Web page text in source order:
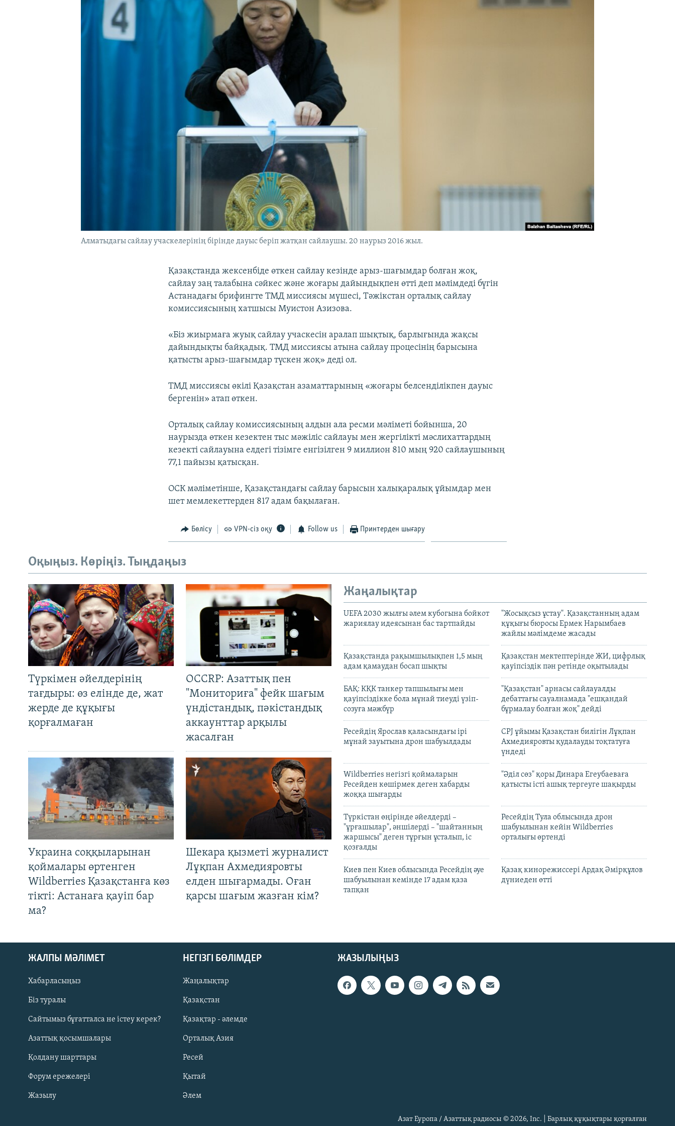
Русский
ЖАЗЫЛЫҢЫЗ
Алматыдағы сайлау учаскелерінің бірінде дауыс беріп жатқан сайлаушы. 20 наурыз 2016 жыл.
Қазақстанда жексенбіде өткен сайлау кезінде арыз-шағымдар болған жоқ,
сайлау заң талабына сәйкес және жоғары дайындықпен өтті деп мәлімдеді бүгін
Астанадағы брифингте ТМД миссиясы мүшесі, Тәжікстан орталық сайлау
комиссиясының хатшысы Муистон Азизова.
«Біз жиырмаға жуық сайлау учаскесін аралап шықтық, барлығында жақсы
дайындықты байқадық. ТМД миссиясы атына сайлау процесінің барысына
қатысты арыз-шағымдар түскен жоқ» деді ол.
ТМД миссиясы өкілі Қазақстан азаматтарының «жоғары белсенділікпен дауыс
бергенін» атап өткен.
Орталық сайлау комиссиясының алдын ала ресми мәліметі бойынша, 20
наурызда өткен кезектен тыс мәжіліс сайлауы мен жергілікті мәслихаттардың
кезекті сайлауына елдегі тізімге енгізілген 9 миллион 810 мың 920 сайлаушының
77,1 пайызы қатысқан.
ОСК мәліметінше, Қазақстандағы сайлау барысын халықаралық ұйымдар мен
шет мемлекеттерден 817 адам бақылаған.
Бөлісу VPN-сіз оқу Follow us Принтерден шығару
Оқыңыз. Көріңіз. Тыңдаңыз
Түркімен әйелдерінің
тағдыры: өз елінде де, жат
жерде де құқығы
қорғалмаған
OCCRP: Азаттық пен
"Мониториға" фейк шағым
үндістандық, пәкістандық
аккаунттар арқылы
жасалған
Украина соққыларынан
қоймалары өртенген
Wildberries Қазақстанға көз
тікті: Астанаға қауіп бар
ма?
Шекара қызметі журналист
Лұқпан Ахмедияровты
елден шығармады. Оған
қарсы шағым жазған кім?
Жаңалықтар
UEFA 2030 жылғы әлем кубогына бойкот
жариялау идеясынан бас тартпайды
"Жосықсыз ұстау". Қазақстанның адам
құқығы бюросы Ермек Нарымбаев
жайлы мәлімдеме жасады
Қазақстанда рақымшылықпен 1,5 мың
адам қамаудан босап шықты
Қазақстан мектептерінде ЖИ, цифрлық
қауіпсіздік пән ретінде оқытылады
БАҚ: КҚК танкер тапшылығы мен
қауіпсіздікке бола мұнай тиеуді үзіп-
созуға мәжбүр
"Қазақстан" арнасы сайлауалды
дебаттағы сауалнамада "ешқандай
бұрмалау болған жоқ" дейді
Ресейдің Ярослав қаласындағы ірі
мұнай зауытына дрон шабуылдады
CPJ ұйымы Қазақстан билігін Лұқпан
Ахмедияровты қудалауды тоқтатуға
үндеді
Wildberries негізгі қоймаларын
Ресейден көшірмек деген хабарды
жоққа шығарды
"Әділ сөз" қоры Динара Егеубаеваға
қатысты істі ашық тергеуге шақырды
Түркістан өңірінде әйелдерді –
"ұрғашылар", әншілерді – "шайтанның
жаршысы" деген тұрғын ұсталып, іс
қозғалды
Ресейдің Тула облысында дрон
шабуылынан кейін Wildberries
орталығы өртенді
Киев пен Киев облысында Ресейдің әуе
шабуылынан кемінде 17 адам қаза
тапқан
Қазақ кинорежиссері Ардақ Әмірқұлов
дүниеден өтті
ЖАЗЫЛЫҢЫЗ
ЖАЛПЫ МӘЛІМЕТ
Хабарласыңыз
Біз туралы
Сайтымыз бұғатталса не істеу керек?
Азаттық қосымшалары
Қолдану шарттары
Форум ережелері
Жазылу
НЕГІЗГІ БӨЛІМДЕР
Жаңалықтар
Қазақстан
Қазақтар - әлемде
Орталық Азия
Ресей
Қытай
Әлем
Азат Еуропа / Азаттық радиосы © 2026, Inc. | Барлық құқықтары қорғалған